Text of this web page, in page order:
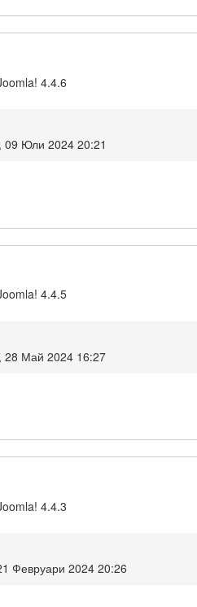
4.4.6
09 Юли 2024 20:21
4.4.5
28 Май 2024 16:27
4.4.3
Февруари 2024 20:26